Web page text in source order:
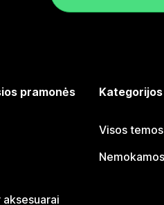
pramonės
aksesuarai
Kategorijos
Visos temos